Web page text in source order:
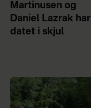
Martinusen og
Daniel Lazrak har
datet i skjul